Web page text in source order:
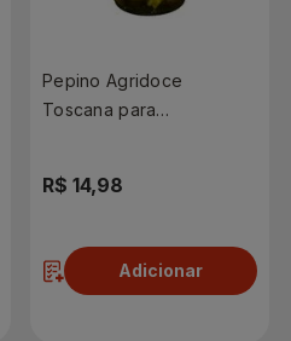
Pepino Agridoce
Toscana para
R$ 14,98
Adicionar